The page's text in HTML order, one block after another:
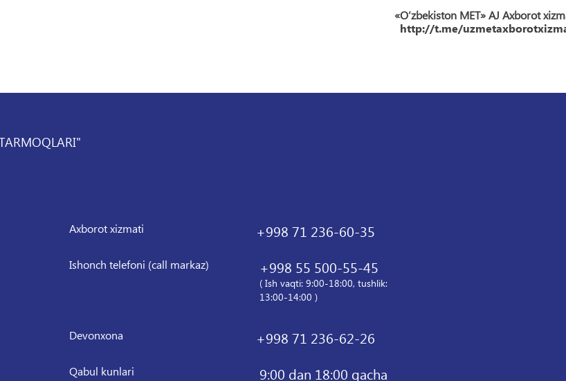
«O‘zbekiston MET» AJ Axborot
http://t.me/
Axborot xizmati +998 71 236-60-35
Ishonch telefoni (call markaz) +998 55 500-55-45
( Ish vaqti: 9:00-18:00, tushlik:
13:00-14:00 )
Devonxona +998 71 236-62-26
Qabul kunlari 9:00 dan 18:00 gacha